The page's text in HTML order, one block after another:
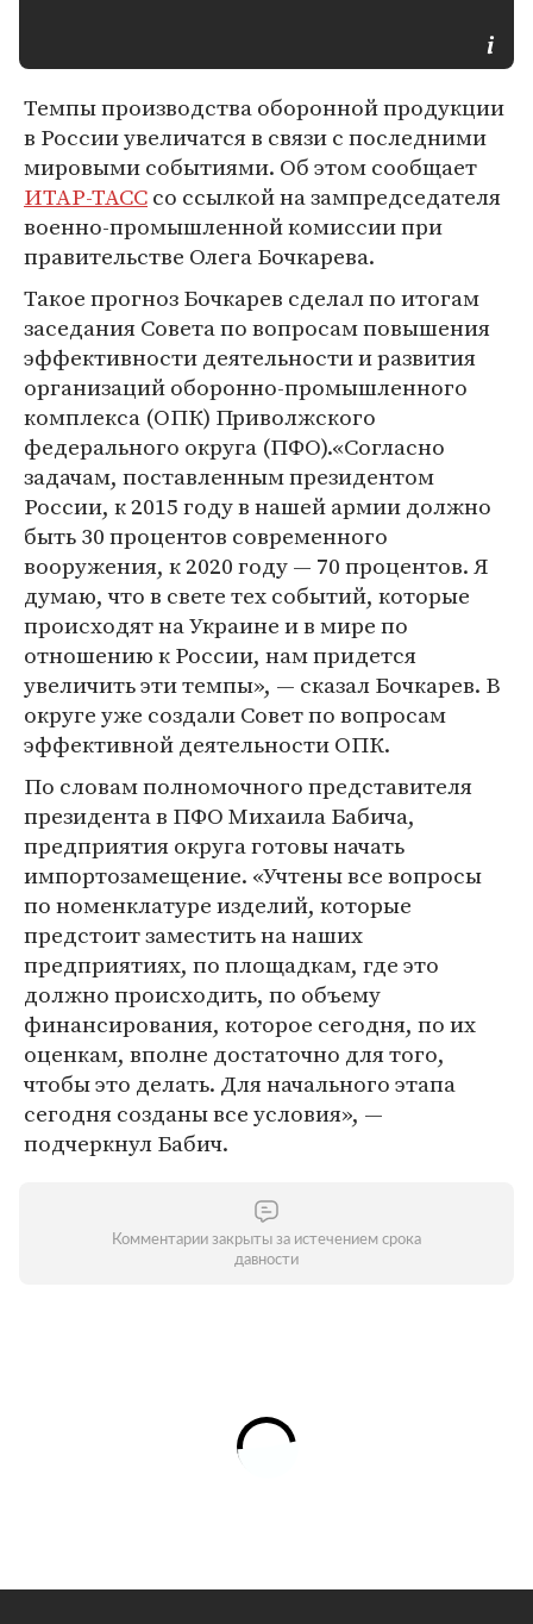
Темпы производства оборонной продукции
в России увеличатся в связи с последними
мировыми событиями. Об этом сообщает
ИТАР-ТАССсо ссылкой на зампредседателя
военно-промышленной комиссии при
правительстве Олега Бочкарева.
Такое прогноз Бочкарев сделал по итогам
заседания Совета по вопросам повышения
эффективности деятельности и развития
организаций оборонно-промышленного
комплекса (ОПК) Приволжского
федерального округа (ПФО).«Согласно
задачам, поставленным президентом
России, к 2015 году в нашей армии должно
быть 30 процентов современного
вооружения, к 2020 году — 70 процентов. Я
думаю, что в свете тех событий, которые
происходят на Украине и в мире по
отношению к России, нам придется
увеличить эти темпы», — сказал Бочкарев. В
округе уже создали Совет по вопросам
эффективной деятельности ОПК.
По словам полномочного представителя
президента в ПФО Михаила Бабича,
предприятия округа готовы начать
импортозамещение. «Учтены все вопросы
по номенклатуре изделий, которые
предстоит заместить на наших
предприятиях, по площадкам, где это
должно происходить, по объему
финансирования, которое сегодня, по их
оценкам, вполне достаточно для того,
чтобы это делать. Для начального этапа
сегодня созданы все условия», —
подчеркнул Бабич.
Комментарии закрыты за истечением срока
давности